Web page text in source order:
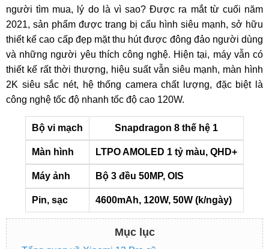
người tìm mua, lý do là vì sao? Được ra mắt từ cuối năm
2021, sản phẩm được trang bị cấu hình siêu mạnh, sở hữu
thiết kế cao cấp đẹp mặt thu hút được đông đảo người dùng
và những người yêu thích công nghệ. Hiện tại, máy vẫn có
thiết kế rất thời thượng, hiệu suất vẫn siêu mạnh, màn hình
2K siêu sắc nét, hệ thống camera chất lượng, đặc biệt là
công nghệ tốc độ nhanh tốc độ cao 120W.
Bộ vi mạch Snapdragon 8 thế hệ 1
Màn hình LTPO AMOLED 1 tỷ màu, QHD+
Máy ảnh Bộ 3 đều 50MP, OIS
Pin, sạc 4600mAh, 120W, 50W (k/ngày)
Mục lục